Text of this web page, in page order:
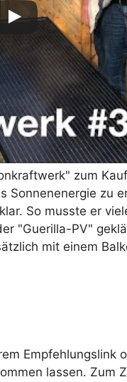
zum
Sonnenenergie zu
So musste er
"Guerilla-PV"
mit einem
Empfehlungslink
lassen. Zum